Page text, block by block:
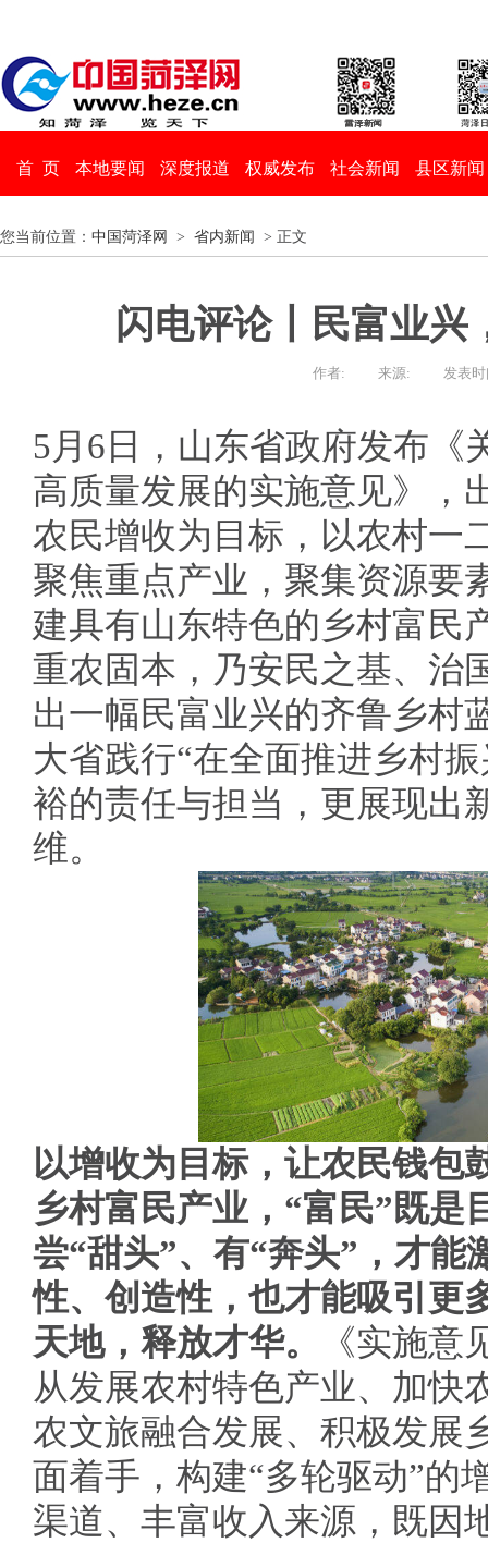
首 页 本地要闻 深度报道 权威发布 社会新闻 县区新闻
您当前位置： 中国菏泽网 > 省内新闻 > 正文
闪电评论丨民富业兴
作者: 来源: 发表时
5月6日，山东省政府发布《
高质量发展的实施意见》，
农民增收为目标，以农村一
聚焦重点产业，聚集资源要
建具有山东特色的乡村富民
重农固本，乃安民之基、治
出一幅民富业兴的齐鲁乡村
大省践行“在全面推进乡村
裕的责任与担当，更展现出
维。
以增收为目标，让农民钱包
乡村富民产业，“富民”既是
尝“甜头”、有“奔头”，才能
性、创造性，也才能吸引更
天地，释放才华。
《实施意
从发展农村特色产业、加快
农文旅融合发展、积极发展
面着手，构建“多轮驱动”的
渠道、丰富收入来源，既因